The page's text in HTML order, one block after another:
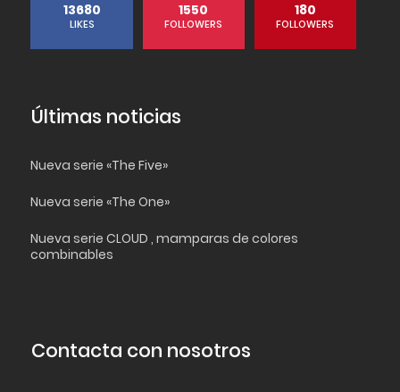
13680
LIKES
1550
FOLLOWERS
180
FOLLOWERS
Últimas noticias
Nueva serie «The Five»
Nueva serie «The One»
Nueva serie CLOUD , mamparas de colores
combinables
Contacta con nosotros